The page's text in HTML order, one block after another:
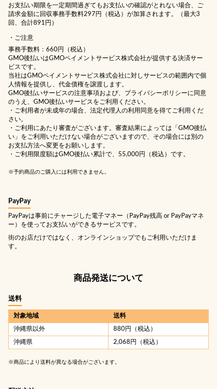
お支払い期限を一定期間過ぎてもお支払いの確認がとれない場合、ご
請求金額に回収事務手数料297円（税込）が加算されます。（最大3
回、合計891円）
ご注意
事務手数料：660円（税込）
GMO後払いはGMOペイメントサービス株式会社が提供する決済サー
ビスです。
当社はGMOペイメントサービス株式会社に対しサービスの範囲内で個
人情報を提供し、代金債権を譲渡します。
GMO後払いサービスの注意事項および、 プライバシーポリシーに同意
のうえ、GMO後払いサービスをご利用ください。
・ご利用者が未成年の場合、法定代理人の利用同意を得てご利用くだ
さい。
・ご利用にあたり審査がございます。審査結果によっては「GMO後払
い」をご利用いただけない場合がございますので、その場合には別の
お支払方法へ変更をお願いします。
・ご利用限度額はGMO後払い累計で、55,000円（税込）です。
※予約商品のご購入には利用できません。
PayPay
PayPayは事前にチャージした電子マネー（PayPay残高 or PayPayマネ
ー）を使ってお支払いができるサービスです。
街のお店だけではなく、オンラインショップでもご利用いただけま
す。
商品発送について
送料
対象地域 送料
沖縄県以外 880円（税込）
沖縄県 2,068円（税込）
※商品により送料が異なる場合がございます。